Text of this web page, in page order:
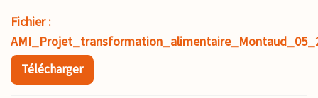
Fichier :
Télécharger